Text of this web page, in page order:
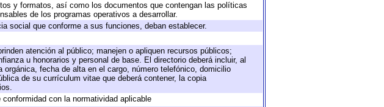
y formatos, así como los documentos que contengan las políticas
de los programas operativos a desarrollar.
social que conforme a sus funciones, deban establecer.
atención al público; manejen o apliquen recursos públicos;
u honorarios y personal de base. El directorio deberá incluir, al
fecha de alta en el cargo, número telefónico, domicilio
de su currículum vitae que deberá contener, la copia
con la normatividad aplicable